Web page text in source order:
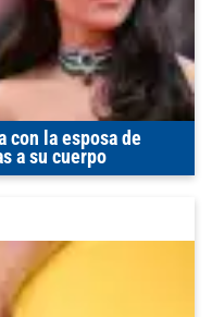
con la esposa de
a su cuerpo